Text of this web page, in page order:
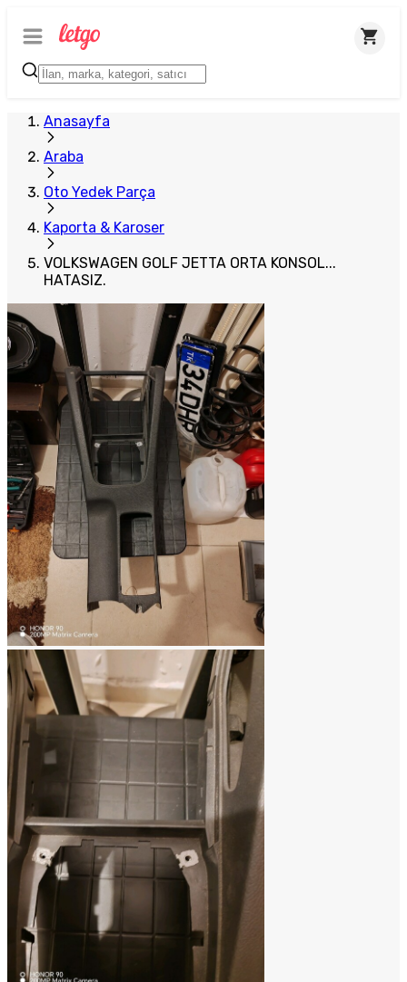
Anasayfa
Araba
Oto Yedek Parça
Kaporta & Karoser
VOLKSWAGEN GOLF JETTA ORTA KONSOL...
HATASIZ.